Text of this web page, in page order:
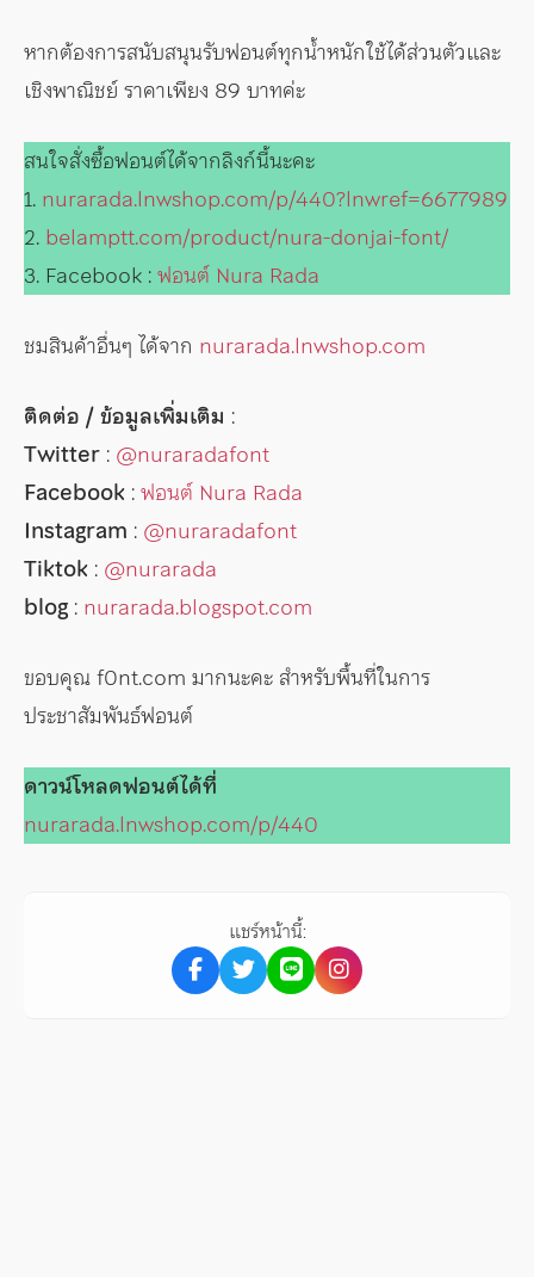
หากต้องการสนับสนุนรับฟอนต์ทุกน้ำหนักใช้ได้ส่วนตัวและ
เชิงพาณิชย์ ราคาเพียง 89 บาทค่ะ
สนใจสั่งซื้อฟอนต์ได้จากลิงก์นี้นะคะ
1. nurarada.lnwshop.com/p/440?lnwref=6677989
2. belamptt.com/product/nura-donjai-font/
3. Facebook :ฟอนต์ Nura Rada
ชมสินค้าอื่นๆ ได้จาก nurarada.lnwshop.com
ติดต่อ / ข้อมูลเพิ่มเติม :
Twitter : @nuraradafont
Facebook :ฟอนต์ Nura Rada
Instagram : @nuraradafont
Tiktok : @nurarada
blog : nurarada.blogspot.com
ขอบคุณ f0nt.com มากนะคะ สำหรับพื้นที่ในการ
ประชาสัมพันธ์ฟอนต์
ดาวน์โหลดฟอนต์ได้ที่
nurarada.lnwshop.com/p/440
แชร์หน้านี้: